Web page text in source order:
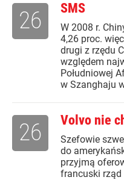
SMS
W 2008 r.
4,26 proc.
drugi z rzędu
względem
Południowej
w Szanghaju
26
Volvo nie
Szefowie
do
przyjmą
francuski
26